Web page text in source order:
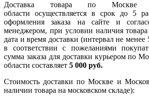
Доставка товара по Москве
области осуществляется в срок до 5
оформления заказа на сайте и
менеджером, при условии наличия
дата и время доставки (интервал не менее
в соответствии с пожеланиями
сумма заказа для доставки курьером по
области составляет 5 000 руб.
Стоимость доставки по Москве и
наличии товара на московском складе):